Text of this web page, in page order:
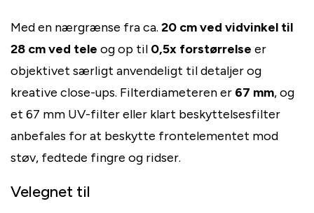
Med en nærgrænse fra ca. 20 cm ved vidvinkel til
28 cm ved tele og op til 0,5x forstørrelse er
objektivet særligt anvendeligt til detaljer og
kreative close-ups. Filterdiameteren er 67 mm, og
et 67 mm UV-filter eller klart beskyttelsesfilter
anbefales for at beskytte frontelementet mod
støv, fedtede fingre og ridser.
Velegnet til